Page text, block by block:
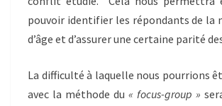
pouvoir identifier les répondants de la
d’âge et d’assurer une certaine parité
La difficulté à laquelle nous pourrions
avec la méthode du « focus-group »